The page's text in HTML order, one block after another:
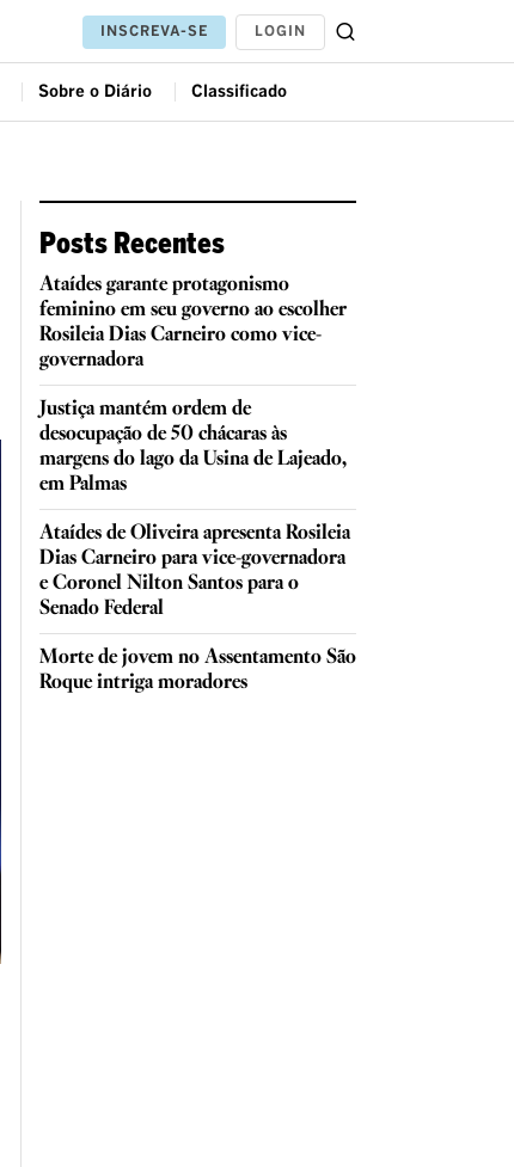
INSCREVA-SE LOGIN
Sobre o Diário Classificado
Posts Recentes
Ataídes garante protagonismo
feminino em seu governo ao escolher
Rosileia Dias Carneiro como vice-
governadora
Justiça mantém ordem de
desocupação de 50 chácaras às
margens do lago da Usina de Lajeado,
em Palmas
Ataídes de Oliveira apresenta Rosileia
Dias Carneiro para vice-governadora
e Coronel Nilton Santos para o
Senado Federal
Morte de jovem no Assentamento São
Roque intriga moradores